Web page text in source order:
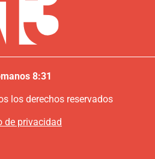
8:31
los derechos reservados
de privacidad